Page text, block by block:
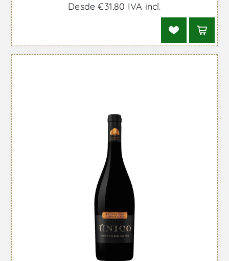
Desde €31,80 IVA incl.